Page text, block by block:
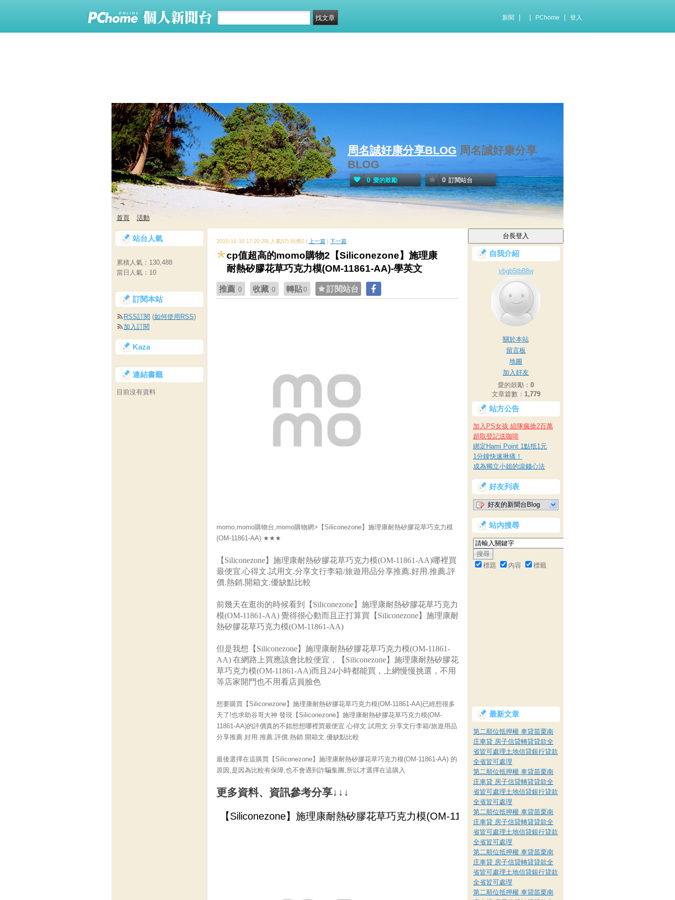
新聞 PChome 登入
周名誠好康分享BLOG 周名誠好康分享
BLOG
0 愛的鼓勵 0 訂閱站台
首頁 活動
2015-11-10 17:20:28| 人氣57| 回應0 | 上一篇 | 下一篇
cp值超高的momo購物2【Siliconezone】施理康
耐熱矽膠花草巧克力模(OM-11861-AA)-學英文
推薦 0 收藏 0 轉貼0 訂閱站台
momo,momo購物台,momo購物網>【Siliconezone】施理康耐熱矽膠花草巧克力模
(OM-11861-AA) ★★★
【Siliconezone】施理康耐熱矽膠花草巧克力模(OM-11861-AA)哪裡買
最便宜.心得文.試用文.分享文行李箱/旅遊用品分享推薦.好用.推薦.評
價.熱銷.開箱文.優缺點比較
前幾天在逛街的時候看到【Siliconezone】施理康耐熱矽膠花草巧克力
模(OM-11861-AA) 覺得很心動而且正打算買【Siliconezone】施理康耐
熱矽膠花草巧克力模(OM-11861-AA)
但是我想【Siliconezone】施理康耐熱矽膠花草巧克力模(OM-11861-
AA) 在網路上買應該會比較便宜，【Siliconezone】施理康耐熱矽膠花
草巧克力模(OM-11861-AA)而且24小時都能買，上網慢慢挑選，不用
等店家開門也不用看店員臉色
想要購買【Siliconezone】施理康耐熱矽膠花草巧克力模(OM-11861-AA)已經想很多
天了!也求助谷哥大神 發現【Siliconezone】施理康耐熱矽膠花草巧克力模(OM-
11861-AA)的評價真的不錯想想哪裡買最便宜.心得文.試用文.分享文行李箱/旅遊用品
分享推薦.好用.推薦.評價.熱銷.開箱文.優缺點比較
最後選擇在這購買【Siliconezone】施理康耐熱矽膠花草巧克力模(OM-11861-AA) 的
原因,是因為比較有保障,也不會遇到詐騙集團,所以才選擇在這購入
更多資料、資訊參考分享↓↓↓
自我介紹
vbgb5tb88w
關於本站
留言板
地圖
加入好友
愛的鼓勵： 0
文章篇數： 1,779
站方公告
加入PS女孩 組隊瘋搶2百萬
超取登記送咖啡
綁定Hami Point 1點抵1元
1分鐘快速揪痛！
成為獨立小姐的滾錢心法
好友列表
好友的新聞台Blog
站內搜尋
標題 內容 標籤
最新文章
第二順位抵押權 車貸苗栗南
庄車貸 房子信貸轉貸貸款全
省皆可處理土地信貸銀行貸款
全省皆可處理
第二順位抵押權 車貸苗栗南
庄車貸 房子信貸轉貸貸款全
省皆可處理土地信貸銀行貸款
全省皆可處理
第二順位抵押權 車貸苗栗南
庄車貸 房子信貸轉貸貸款全
省皆可處理土地信貸銀行貸款
全省皆可處理
第二順位抵押權 車貸苗栗南
庄車貸 房子信貸轉貸貸款全
省皆可處理土地信貸銀行貸款
全省皆可處理
第二順位抵押權 車貸苗栗南
站台人氣
累積人氣： 130,488
當日人氣： 10
訂閱本站
RSS訂閱 (如何使用RSS)
加入訂閱
Kaza
連結書籤
目前沒有資料